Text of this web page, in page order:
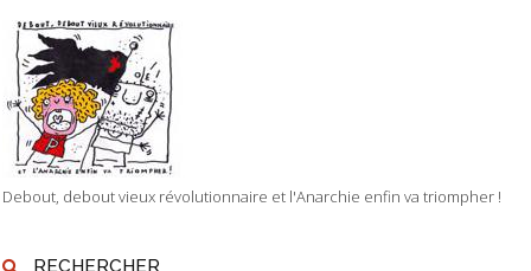
Debout, debout vieux révolutionnaire et l'Anarchie enfin va triompher !
RECHERCHER